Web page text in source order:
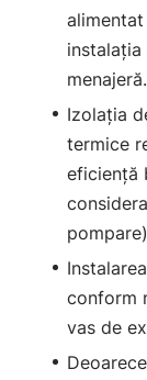
menajeră.
Izolaţia
termice
eficienţă
conform
vas de